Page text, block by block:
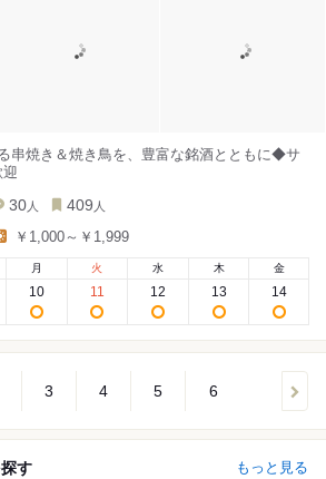
串焼き＆焼き鳥を、豊富な銘酒とともに◆サ
30 人 409 人
￥1,000～￥1,999
月
10
火
11
水
12
木
13
金
14
3 4 5 6
す もっと見る